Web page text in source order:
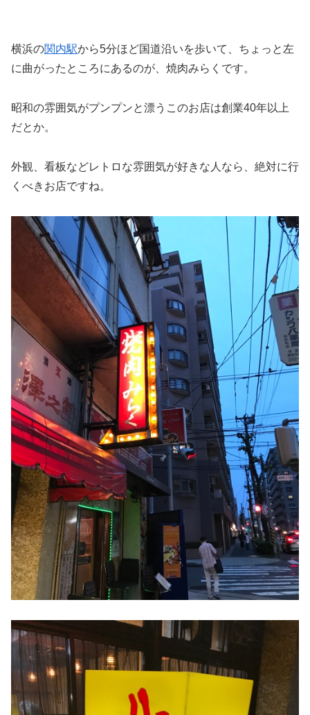
横浜の関内駅から5分ほど国道沿いを歩いて、ちょっと左
に曲がったところにあるのが、焼肉みらくです。
昭和の雰囲気がプンプンと漂うこのお店は創業40年以上
だとか。
外観、看板などレトロな雰囲気が好きな人なら、絶対に行
くべきお店ですね。